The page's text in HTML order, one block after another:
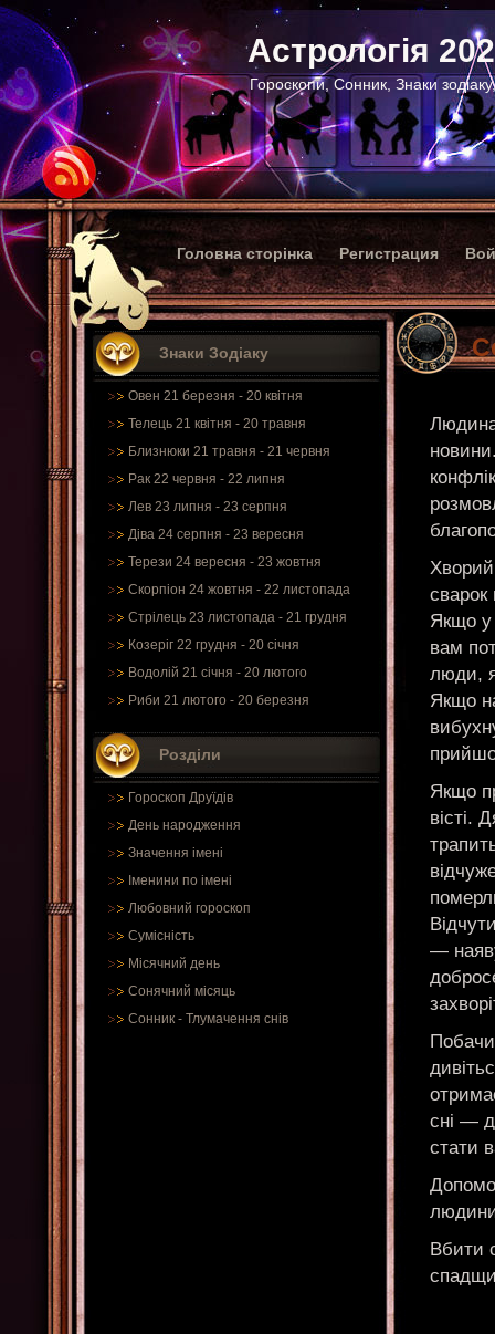
Астрологія
Гороскопи, Сонник, Знаки
Головна сторінка Регистрация
Знаки Зодіаку
Овен 21 березня - 20 квітня
Телець 21 квітня - 20 травня
Близнюки 21 травня - 21 червня
Рак 22 червня - 22 липня
Лев 23 липня - 23 серпня
Діва 24 серпня - 23 вересня
Терези 24 вересня - 23 жовтня
Скорпіон 24 жовтня - 22 листопада
Стрілець 23 листопада - 21 грудня
Козеріг 22 грудня - 20 січня
Водолій 21 січня - 20 лютого
Риби 21 лютого - 20 березня
Розділи
Гороскоп Друїдів
День народження
Значення імені
Іменини по імені
Любовний гороскоп
Сумісність
Місячний день
Сонячний місяць
Сонник - Тлумачення снів
сварок
Якщо у
вам
люди,
Якщо
Якщо
вісті.
—
сні —
стати
Вбити